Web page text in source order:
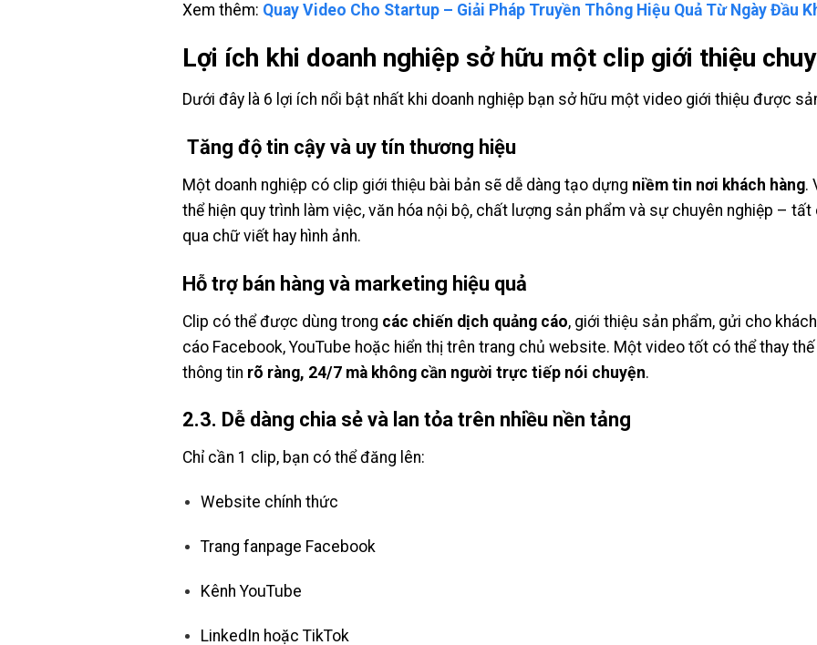
Xem thêm: Quay Video Cho Startup – Giải Pháp Truyền Thông Hiệu Quả Từ Ngày Đầu
Lợi ích khi doanh nghiệp sở hữu một clip giới thiệu
Dưới đây là 6 lợi ích nổi bật nhất khi doanh nghiệp bạn sở hữu một video giới thiệu được
Tăng độ tin cậy và uy tín thương hiệu
Một doanh nghiệp có clip giới thiệu bài bản sẽ dễ dàng tạo dựng niềm tin nơi khách hàng.
thể hiện quy trình làm việc, văn hóa nội bộ, chất lượng sản phẩm và sự chuyên nghiệp – tất
qua chữ viết hay hình ảnh.
Hỗ trợ bán hàng và marketing hiệu quả
Clip có thể được dùng trong các chiến dịch quảng cáo, giới thiệu sản phẩm, gửi cho
cáo Facebook, YouTube hoặc hiển thị trên trang chủ website. Một video tốt có thể thay
thông tin rõ ràng, 24/7 mà không cần người trực tiếp nói chuyện.
2.3. Dễ dàng chia sẻ và lan tỏa trên nhiều nền tảng
Chỉ cần 1 clip, bạn có thể đăng lên:
Website chính thức
Trang fanpage Facebook
Kênh YouTube
LinkedIn hoặc TikTok